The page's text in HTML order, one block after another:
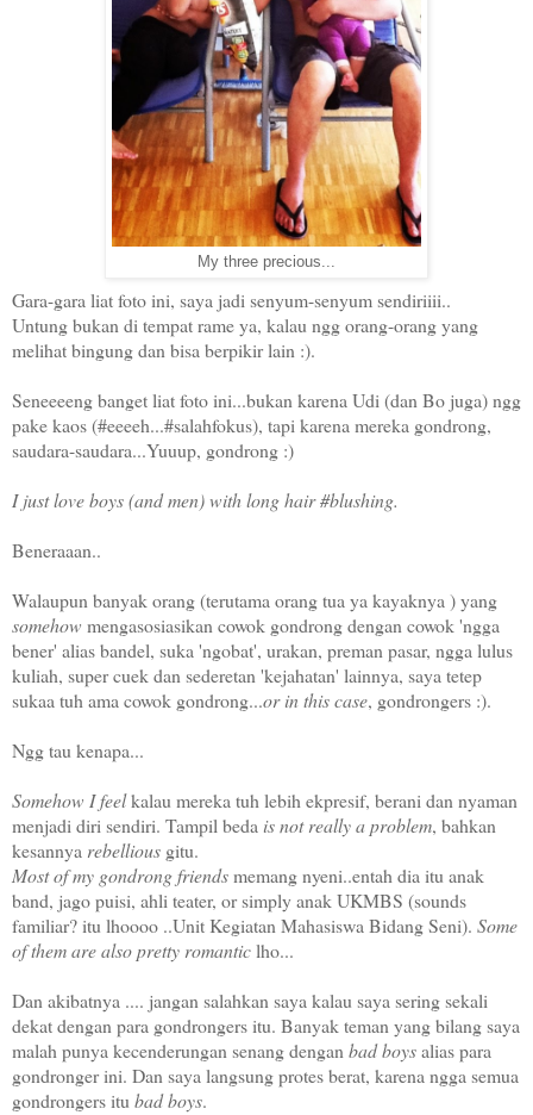
My three precious...
Gara-gara liat foto ini, saya jadi senyum-senyum sendiriiii..
Untung bukan di tempat rame ya, kalau ngg orang-orang yang
melihat bingung dan bisa berpikir lain :).
Seneeeeng banget liat foto ini...bukan karena Udi (dan Bo juga) ngg
pake kaos (#eeeeh...#salahfokus), tapi karena mereka gondrong,
saudara-saudara...Yuuup, gondrong :)
I just love boys (and men) with long hair #blushing.
Beneraaan..
Walaupun banyak orang (terutama orang tua ya kayaknya ) yang
somehow mengasosiasikan cowok gondrong dengan cowok 'ngga
bener' alias bandel, suka 'ngobat', urakan, preman pasar, ngga lulus
kuliah, super cuek dan sederetan 'kejahatan' lainnya, saya tetep
sukaa tuh ama cowok gondrong...or in this case, gondrongers :).
Ngg tau kenapa...
Somehow I feelkalau mereka tuh lebih ekpresif, berani dan nyaman
menjadi diri sendiri. Tampil beda is not really a problem, bahkan
kesannya rebellious gitu.
Most of my gondrong friendsmemang nyeni..entah dia itu anak
band, jago puisi, ahli teater, or simply anak UKMBS (sounds
familiar? itu lhoooo ..Unit Kegiatan Mahasiswa Bidang Seni). Some
of them are also pretty romanticlho...
Dan akibatnya .... jangan salahkan saya kalau saya sering sekali
dekat dengan para gondrongers itu. Banyak teman yang bilang saya
malah punya kecenderungan senang denganbad boysalias para
gondronger ini. Dan saya langsung protes berat, karena ngga semua
gondrongers itubad boys.